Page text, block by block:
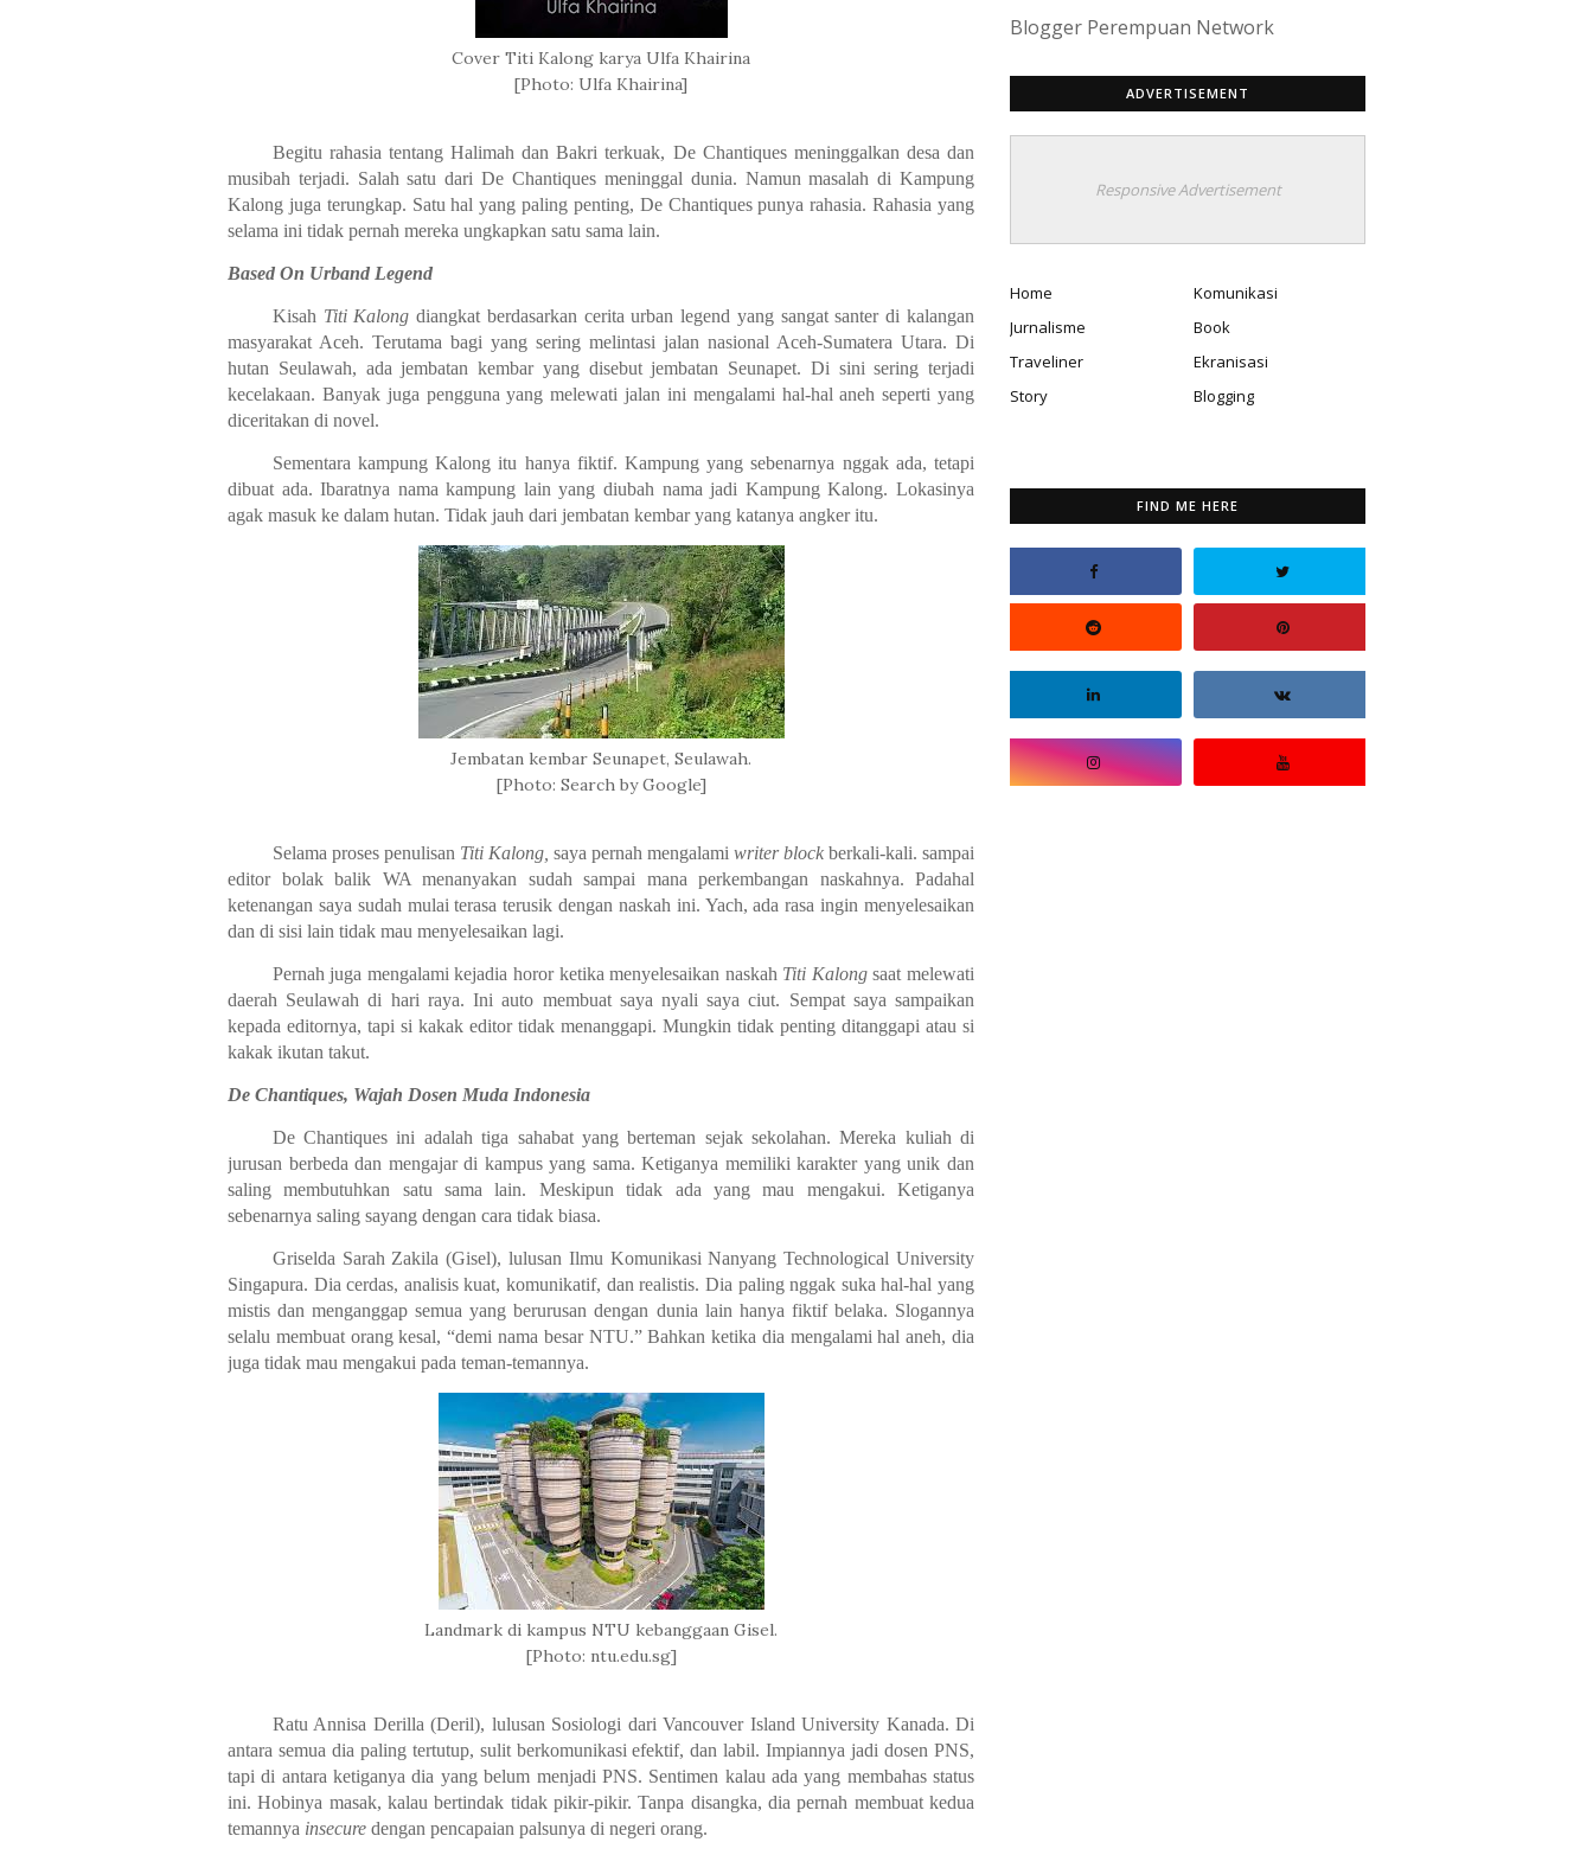
Cover Titi Kalong karya Ulfa Khairina
[Photo: Ulfa Khairina]
Begitu rahasia tentang Halimah dan Bakri terkuak, De Chantiques meninggalkan desa dan
musibah terjadi. Salah satu dari De Chantiques meninggal dunia. Namun masalah di Kampung
Kalong juga terungkap. Satu hal yang paling penting, De Chantiques punya rahasia. Rahasia yang
selama ini tidak pernah mereka ungkapkan satu sama lain.
Based On Urband Legend
Kisah Titi Kalongdiangkat berdasarkan cerita urban legend yang sangat santer di kalangan
masyarakat Aceh. Terutama bagi yang sering melintasi jalan nasional Aceh-Sumatera Utara. Di
hutan Seulawah, ada jembatan kembar yang disebut jembatan Seunapet. Di sini sering terjadi
kecelakaan. Banyak juga pengguna yang melewati jalan ini mengalami hal-hal aneh seperti yang
diceritakan di novel.
Sementara kampung Kalong itu hanya fiktif. Kampung yang sebenarnya nggak ada, tetapi
dibuat ada. Ibaratnya nama kampung lain yang diubah nama jadi Kampung Kalong. Lokasinya
agak masuk ke dalam hutan. Tidak jauh dari jembatan kembar yang katanya angker itu.
Jembatan kembar Seunapet, Seulawah.
[Photo: Search by Google]
Selama proses penulisan Titi Kalong, saya pernah mengalami writer block berkali-kali. sampai
editor bolak balik WA menanyakan sudah sampai mana perkembangan naskahnya. Padahal
ketenangan saya sudah mulai terasa terusik dengan naskah ini. Yach, ada rasa ingin menyelesaikan
dan di sisi lain tidak mau menyelesaikan lagi.
Pernah juga mengalami kejadia horor ketika menyelesaikan naskah Titi Kalongsaat melewati
daerah Seulawah di hari raya. Ini auto membuat saya nyali saya ciut. Sempat saya sampaikan
kepada editornya, tapi si kakak editor tidak menanggapi. Mungkin tidak penting ditanggapi atau si
kakak ikutan takut.
De Chantiques, Wajah Dosen Muda Indonesia
De Chantiques ini adalah tiga sahabat yang berteman sejak sekolahan. Mereka kuliah di
jurusan berbeda dan mengajar di kampus yang sama. Ketiganya memiliki karakter yang unik dan
saling membutuhkan satu sama lain. Meskipun tidak ada yang mau mengakui. Ketiganya
sebenarnya saling sayang dengan cara tidak biasa.
Griselda Sarah Zakila (Gisel), lulusan Ilmu Komunikasi Nanyang Technological University
Singapura. Dia cerdas, analisis kuat, komunikatif, dan realistis. Dia paling nggak suka hal-hal yang
mistis dan menganggap semua yang berurusan dengan dunia lain hanya fiktif belaka. Slogannya
selalu membuat orang kesal, “demi nama besar NTU.” Bahkan ketika dia mengalami hal aneh, dia
juga tidak mau mengakui pada teman-temannya.
Landmark di kampus NTU kebanggaan Gisel.
[Photo: ntu.edu.sg]
Ratu Annisa Derilla (Deril), lulusan Sosiologi dari Vancouver Island University Kanada. Di
antara semua dia paling tertutup, sulit berkomunikasi efektif, dan labil. Impiannya jadi dosen PNS,
tapi di antara ketiganya dia yang belum menjadi PNS. Sentimen kalau ada yang membahas status
ini. Hobinya masak, kalau bertindak tidak pikir-pikir. Tanpa disangka, dia pernah membuat kedua
temannya insecure dengan pencapaian palsunya di negeri orang.
Blogger Perempuan Network
ADVERTISEMENT
Responsive Advertisement
Home
Komunikasi
Jurnalisme
Book
Traveliner
Ekranisasi
Story
Blogging
FIND ME HERE